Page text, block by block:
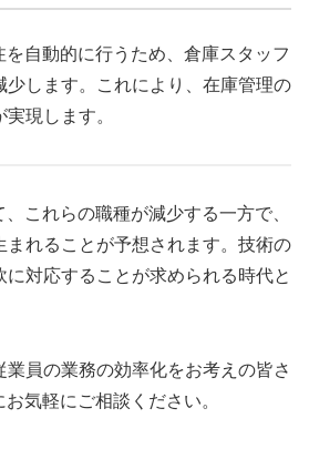
自動的に行うため、倉庫スタッフ
少します。これにより、在庫管理の
現します。
これらの職種が減少する一方で、
まれることが予想されます。技術の
対応することが求められる時代と
業員の業務の効率化をお考えの皆さ
気軽にご相談ください。